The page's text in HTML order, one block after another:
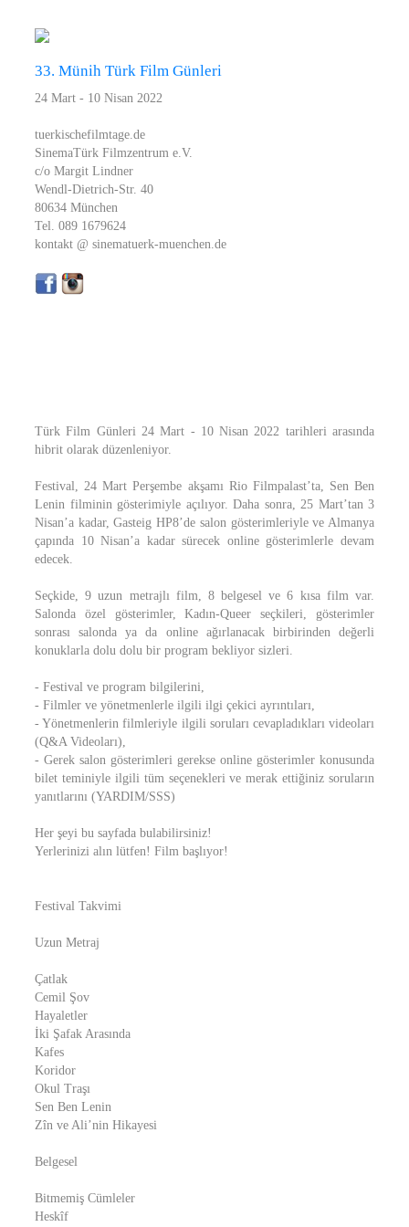
33. Münih Türk Film Günleri
24 Mart - 10 Nisan 2022
tuerkischefilmtage.de
SinemaTürk Filmzentrum e.V.
c/o Margit Lindner
Wendl-Dietrich-Str. 40
80634 München
Tel. 089 1679624
kontakt @ sinematuerk-muenchen.de
Türk Film Günleri 24 Mart - 10 Nisan 2022 tarihleri arasında
hibrit olarak düzenleniyor.
Festival, 24 Mart Perşembe akşamı Rio Filmpalast’ta, Sen Ben
Lenin filminin gösterimiyle açılıyor. Daha sonra, 25 Mart’tan 3
Nisan’a kadar, Gasteig HP8’de salon gösterimleriyle ve Almanya
çapında 10 Nisan’a kadar sürecek online gösterimlerle devam
edecek.
Seçkide, 9 uzun metrajlı film, 8 belgesel ve 6 kısa film var.
Salonda özel gösterimler, Kadın-Queer seçkileri, gösterimler
sonrası salonda ya da online ağırlanacak birbirinden değerli
konuklarla dolu dolu bir program bekliyor sizleri.
- Festival ve program bilgilerini,
- Filmler ve yönetmenlerle ilgili ilgi çekici ayrıntıları,
- Yönetmenlerin filmleriyle ilgili soruları cevapladıkları videoları
(Q&A Videoları),
- Gerek salon gösterimleri gerekse online gösterimler konusunda
bilet teminiyle ilgili tüm seçenekleri ve merak ettiğiniz soruların
yanıtlarını (YARDIM/SSS)
Her şeyi bu sayfada bulabilirsiniz!
Yerlerinizi alın lütfen! Film başlıyor!
Festival Takvimi
Uzun Metraj
Çatlak
Cemil Şov
Hayaletler
İki Şafak Arasında
Kafes
Koridor
Okul Traşı
Sen Ben Lenin
Zîn ve Ali’nin Hikayesi
Belgesel
Bitmemiş Cümleler
Heskîf